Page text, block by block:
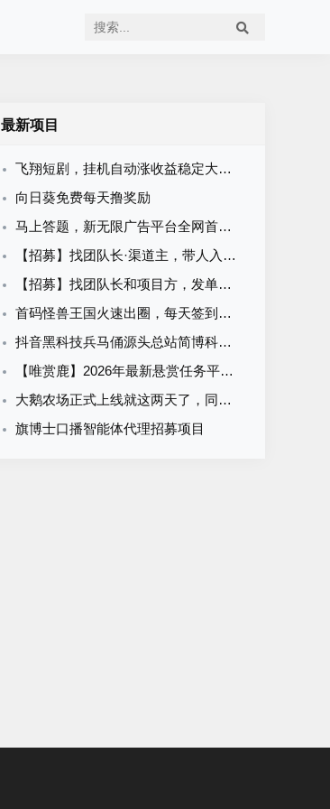
最新项目
飞翔短剧，挂机自动涨收益稳定大平台
向日葵免费每天撸奖励
马上答题，新无限广告平台全网首发，官方一手直招顶级代理，待遇拉满
【招募】找团队长·渠道主，带人入伙拿分润
【招募】找团队长和项目方，发单接单一起搞钱
首码怪兽王国火速出圈，每天签到看60个广子即可
抖音黑科技兵马俑源头总站简博科技项目拆解，稳定老站的强力推荐
【唯赏鹿】2026年最新悬赏任务平台，任务多用户多，适合发布悬赏任务或者接单赚赏金
大鹅农场正式上线就这两天了，同步一下最新信息
旗博士口播智能体代理招募项目